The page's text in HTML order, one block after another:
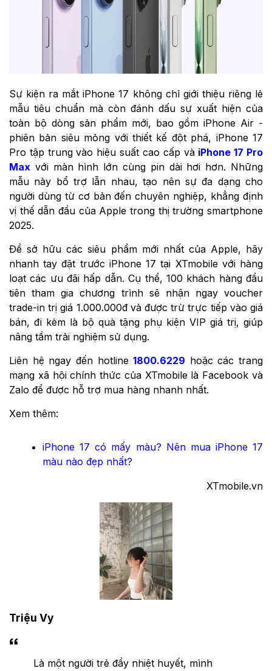
Sự kiện ra mắt iPhone 17 không chỉ giới thiệu riêng lẻ
mẫu tiêu chuẩn mà còn đánh dấu sự xuất hiện của
toàn bộ dòng sản phẩm mới, bao gồm iPhone Air -
phiên bản siêu mỏng với thiết kế đột phá, iPhone 17
Pro tập trung vào hiệu suất cao cấp và iPhone 17 Pro
Max với màn hình lớn cùng pin dài hơi hơn. Những
mẫu này bổ trợ lẫn nhau, tạo nên sự đa dạng cho
người dùng từ cơ bản đến chuyên nghiệp, khẳng định
vị thế dẫn đầu của Apple trong thị trường smartphone
2025.
Để sở hữu các siêu phẩm mới nhất của Apple, hãy
nhanh tay đặt trước iPhone 17 tại XTmobile với hàng
loạt các ưu đãi hấp dẫn. Cụ thể, 100 khách hàng đầu
tiên tham gia chương trình sẽ nhận ngay voucher
trade-in trị giá 1.000.000đ và được trừ trực tiếp vào giá
bán, đi kèm là bộ quà tặng phụ kiện VIP giá trị, giúp
nâng tầm trải nghiệm sử dụng.
Liên hệ ngay đến hotline1800.6229 hoặc các trang
mạng xã hội chính thức của XTmobile là Facebook và
Zalo để được hỗ trợ mua hàng nhanh nhất.
Xem thêm:
iPhone 17 có mấy màu? Nên mua iPhone 17
màu nào đẹp nhất?
XTmobile.vn
Triệu Vy
Là một người trẻ đầy nhiệt huyết, mình